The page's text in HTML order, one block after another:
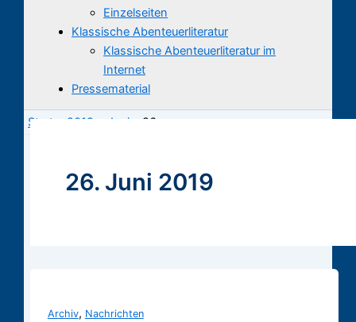
Einzelseiten
Klassische Abenteuerliteratur
Klassische Abenteuerliteratur im
Internet
Pressematerial
Start 2019 Juni 26.
26. Juni 2019
Archiv, Nachrichten